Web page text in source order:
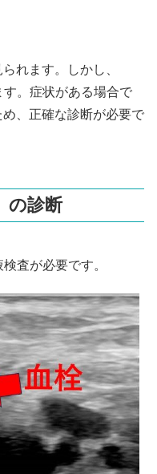
られます。しかし、
。症状がある場合で
、正確な診断が必要で
の診断
査が必要です。